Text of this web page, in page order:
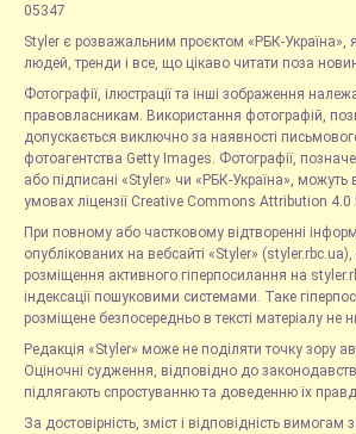
05347
Styler є розважальним проєктом «РБК-Україна»,
людей, тренди і все, що цікаво читати поза
Фотографії, ілюстрації та інші зображення
правовласникам. Використання фотографій,
допускається виключно за наявності
фотоагентства Getty Images. Фотографії,
або підписані «Styler» чи «РБК-Україна», можуть
умовах ліцензії Creative Commons Attribution 4.0
При повному або частковому відтворенні
опублікованих на вебсайті «Styler»
розміщення активного гіперпосилання на
індексації пошуковими системами. Таке
розміщене безпосередньо в тексті матеріалу не
Редакція «Styler» може не поділяти точку зору
Оціночні судження, відповідно до
підлягають спростуванню та доведенню їх
За достовірність, зміст і відповідність вимогам